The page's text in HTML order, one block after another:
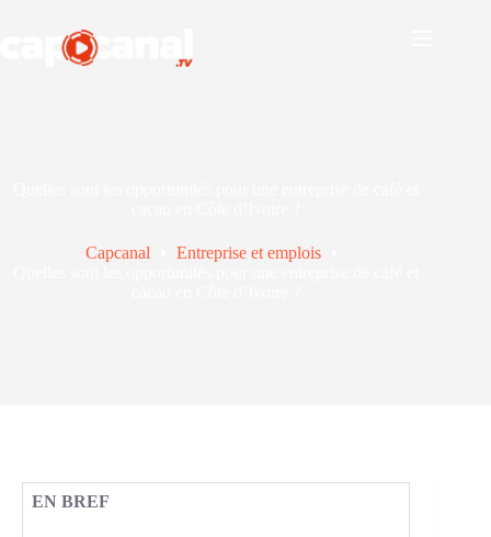
Capcanal
Entreprise et emplois
EN BREF